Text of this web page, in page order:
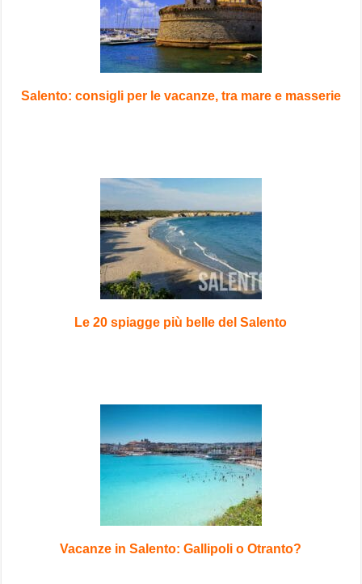
Salento: consigli per le vacanze, tra mare e masserie
Le 20 spiagge più belle del Salento
Vacanze in Salento: Gallipoli o Otranto?